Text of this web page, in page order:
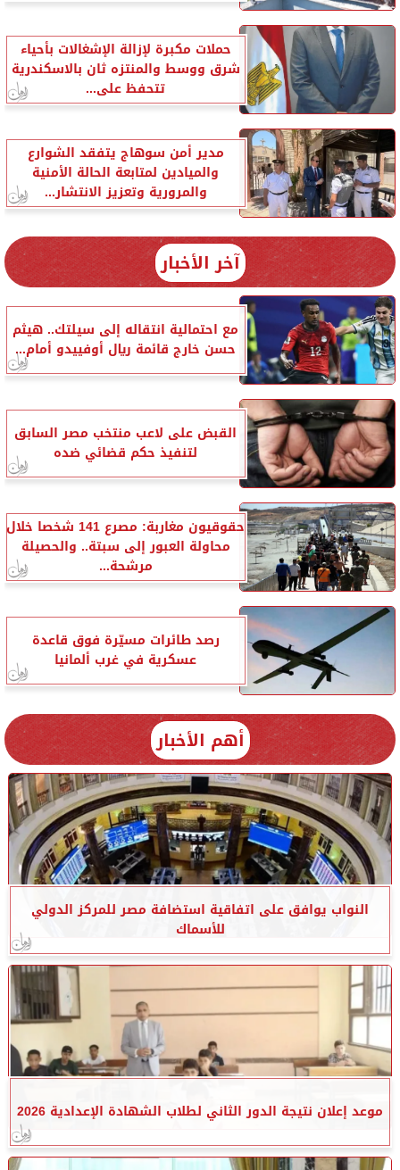
حملات مكبرة لإزالة الإشغالات بأحياء
شرق ووسط والمنتزه ثان بالاسكندرية
تتحفظ على...
مدير أمن سوهاج يتفقد الشوارع
والميادين لمتابعة الحالة الأمنية
والمرورية وتعزيز الانتشار...
آخر الأخبار
مع احتمالية انتقاله إلى سيلتك.. هيثم
حسن خارج قائمة ريال أوفييدو أمام...
القبض على لاعب منتخب مصر السابق
لتنفيذ حكم قضائي ضده
حقوقيون مغاربة: مصرع 141 شخصا خلال
محاولة العبور إلى سبتة.. والحصيلة
مرشحة...
رصد طائرات مسيّرة فوق قاعدة
عسكرية في غرب ألمانيا
أهم الأخبار
النواب يوافق على اتفاقية استضافة مصر للمركز الدولي
للأسماك
موعد إعلان نتيجة الدور الثاني لطلاب الشهادة الإعدادية 2026